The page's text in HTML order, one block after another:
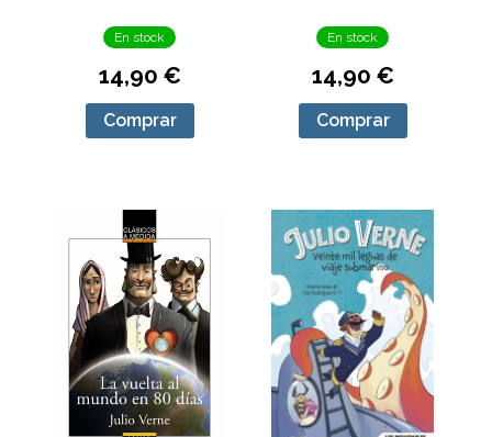
En stock
14,90 €
Comprar
En stock
14,90 €
Comprar